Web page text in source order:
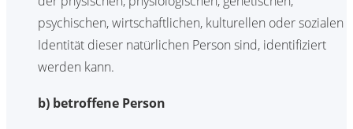
psychischen, wirtschaftlichen, kulturellen oder sozialen
Identität dieser natürlichen Person sind, identifiziert
werden kann.
b) betroffene Person